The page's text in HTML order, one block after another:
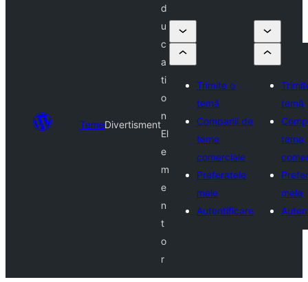
TemeDivertisment
d
u
c
a
ti
o
n
El
e
m
e
n
t
o
r
Trimite o
temă
Companii de
teme
comerciale
Preferatele
mele
Autentificare
temă
teme
mele